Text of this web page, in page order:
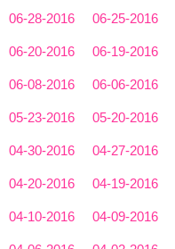
06-28-2016 06-25-2016
06-20-2016 06-19-2016
06-08-2016 06-06-2016
05-23-2016 05-20-2016
04-30-2016 04-27-2016
04-20-2016 04-19-2016
04-10-2016 04-09-2016